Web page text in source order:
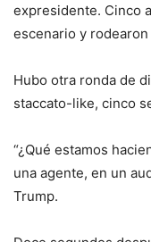
expresidente. Cinco
escenario y
Hubo otra ronda de
staccato-like, cinco
“¿Qué estamos
una agente, en un
Trump.